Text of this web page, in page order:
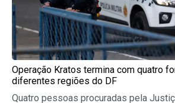
Operação Kratos termina com quatro
diferentes regiões do DF
Quatro pessoas procuradas pela